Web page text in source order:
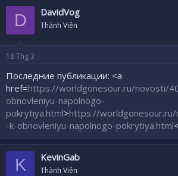
D DavidVog
Thành Viên
18Thg 3
Последние публикации: <a
href=https://worldgonesour.ru/novosti/
obnovleniyu-napolnogo-
pokrytiya.html>https://
-k-obnovleniyu-napolnogo-pokrytiya.html
K KevinGab
Thành Viên